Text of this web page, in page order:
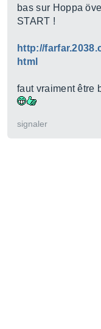
bas sur Hoppa
START !
http://
html
faut vraiment être
signaler